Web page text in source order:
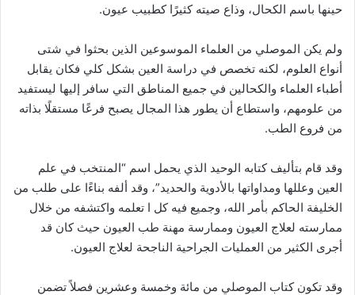
حينها باسم الكحال، وذاع صيته كثيرًا كطبيب عيون.
ولم يكن الموصلي من العلماء الموسوعين الذين بحثوا في شتى
أنواع العلوم، لكنه تخصص في دراسة العين بشكل كلي فكان يقابل
أطباء العلماء والكحالين في جميع المناطق التي سافر إليها ليستفيد
من علومهم، واستطاع أن يطور هذا المجال يصبح فرعًا مستقلًا بذاته
من فروع الطب.
وقد قام بتأليف كتابه الوحيد الذي يحمل اسم “المنتخب في علم
العين وعللها ومداواتها بالأدوية والحديد”، وقد ألفه بناءًا على طلب من
الخليفة الحاكم بأمر الله، وجميع فيه كل ا تعلمه واكتشفه من خلال
ممارسته لعلاج العيون وممارسة مهنة طب العيون حيث كان قد
أجرى الكثير من العمليات الجراحية الناجحة لعلاج العيون.
وقد تكون كتاب الموصلي من مائة وخمسة وعشرين فصلاً تضمن